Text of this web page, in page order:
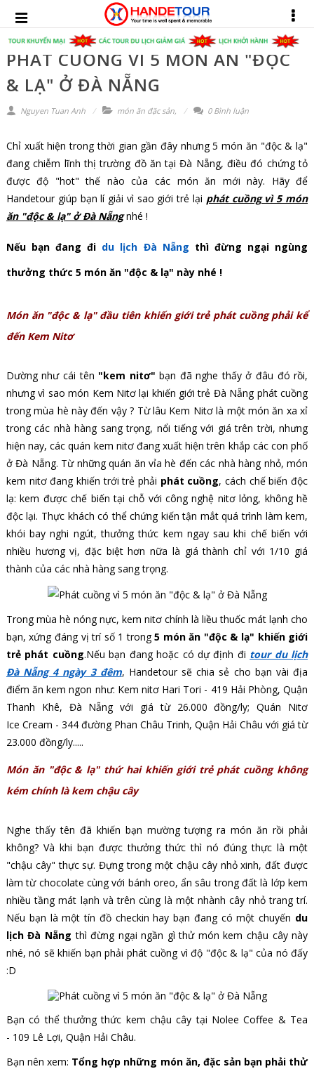
PHÁT CUỒNG VÌ 5 MÓN ĂN "ĐỘC
& LẠ" Ở ĐÀ NẴNG
Nguyen Tuan Anh món ăn đặc sản, 0 Bình luận
Chỉ xuất hiện trong thời gian gần đây nhưng 5 món ăn "độc & lạ"
đang chiễm lĩnh thị trường đồ ăn tại Đà Nẵng, điều đó chứng tỏ
được độ "hot" thế nào của các món ăn mới này. Hãy để
Handetour giúp bạn lí giải vì sao giới trẻ lại phát cuồng vì 5 món
ăn "độc & lạ" ở Đà Nẵngnhé !
Nếu bạn đang đi du lịch Đà Nẵng thì đừng ngại ngùng
thưởng thức 5 món ăn "độc & lạ" này nhé !
Món ăn "độc & lạ" đầu tiên khiến giới trẻ phát cuồng phải kể
đến Kem Nitơ
Dường như cái tên "kem nitơ" bạn đã nghe thấy ở đâu đó rồi,
nhưng vì sao món Kem Nitơ lại khiến giới trẻ Đà Nẵng phát cuồng
trong mùa hè này đến vậy ? Từ lâu Kem Nitơ là một món ăn xa xỉ
trong các nhà hàng sang trọng, nổi tiếng với giá trên trời, nhưng
hiện nay, các quán kem nitơ đang xuất hiện trên khắp các con phố
ở Đà Nẵng. Từ những quán ăn vỉa hè đến các nhà hàng nhỏ, món
kem nitơ đang khiến trới trẻ phải phát cuồng, cách chế biến độc
lạ: kem được chế biến tại chỗ với công nghệ nitơ lỏng, không hề
độc lại. Thực khách có thể chứng kiến tận mắt quá trình làm kem,
khói bay nghi ngút, thưởng thức kem ngay sau khi chế biến với
nhiều hương vị, đặc biệt hơn nữa là giá thành chỉ với 1/10 giá
thành của các nhà hàng sang trọng.
Trong mùa hè nóng nực, kem nitơ chính là liều thuốc mát lạnh cho
bạn, xứng đáng vị trí số 1 trong5 món ăn "độc & lạ" khiến giới
trẻ phát cuồng.Nếu bạn đang hoặc có dự định đi tour du lịch
Đà Nẵng 4 ngày 3 đêm, Handetour sẽ chia sẻ cho bạn vài địa
điểm ăn kem ngon như: Kem nitơ Hari Tori - 419 Hải Phòng, Quận
Thanh Khê, Đà Nẵng với giá từ 26.000 đồng/ly; Quán Nitơ
Ice Cream - 344 đường Phan Châu Trinh, Quận Hải Châu với giá từ
23.000 đồng/ly.....
Món ăn "độc & lạ" thứ hai khiến giới trẻ phát cuồng không
kém chính là kem chậu cây
Nghe thấy tên đã khiến bạn mường tượng ra món ăn rồi phải
không? Và khi bạn được thưởng thức thì nó đúng thực là một
"chậu cây" thực sự. Đựng trong một chậu cây nhỏ xinh, đất được
làm từ chocolate cùng với bánh oreo, ẩn sâu trong đất là lớp kem
nhiều tầng mát lạnh và trên cùng là một nhành cây nhỏ trang trí.
Nếu bạn là một tín đồ checkin hay bạn đang có một chuyến du
lịch Đà Nẵngthì đừng ngại ngần gì thử món kem chậu cây này
nhé, nó sẽ khiến bạn phải phát cuồng vì độ "độc & lạ" của nó đấy
:D
Bạn có thể thưởng thức kem chậu cây tại Nolee Coffee & Tea
- 109 Lê Lợi, Quận Hải Châu.
Bạn nên xem: Tổng hợp những món ăn, đặc sản bạn phải thử